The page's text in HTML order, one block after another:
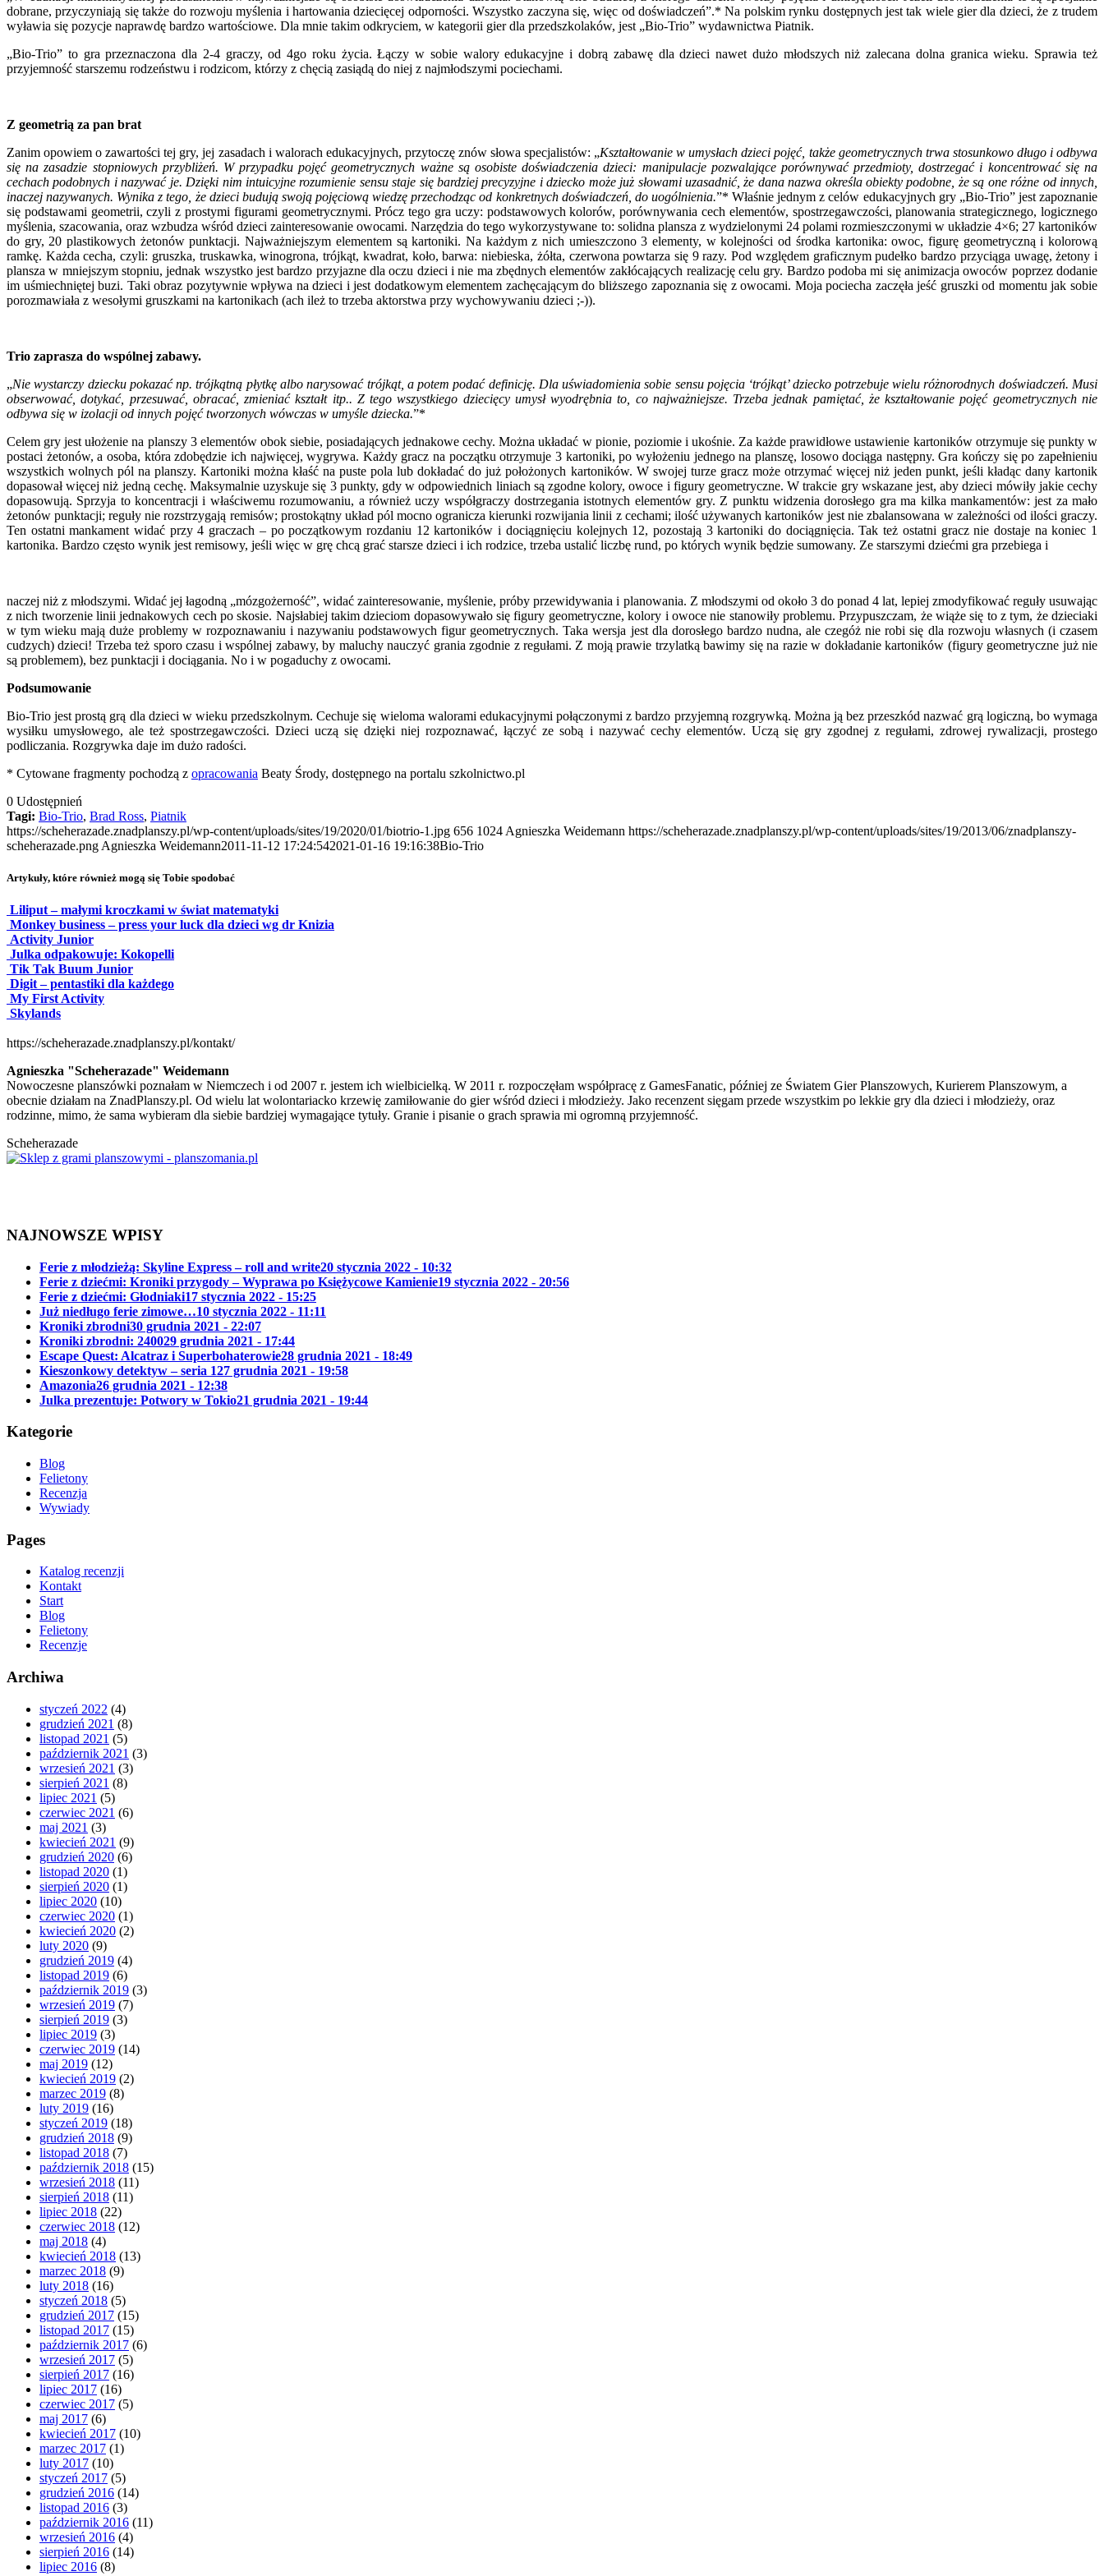
dobrane, przyczyniają się także do rozwoju myślenia i hartowania dziecięcej odporności. Wszystko zaczyna się, więc od doświadczeń”.* Na polskim rynku dostępnych jest tak wiele gier dla dzieci, że z trudem
wyławia się pozycje naprawdę bardzo wartościowe. Dla mnie takim odkryciem, w kategorii gier dla przedszkolaków, jest „Bio-Trio” wydawnictwa Piatnik.
„Bio-Trio” to gra przeznaczona dla 2-4 graczy, od 4go roku życia. Łączy w sobie walory edukacyjne i dobrą zabawę dla dzieci nawet dużo młodszych niż zalecana dolna granica wieku. Sprawia też
przyjemność starszemu rodzeństwu i rodzicom, którzy z chęcią zasiądą do niej z najmłodszymi pociechami.
Z geometrią za pan brat
Zanim opowiem o zawartości tej gry, jej zasadach i walorach edukacyjnych, przytoczę znów słowa specjalistów: „Kształtowanie w umysłach dzieci pojęć, także geometrycznych trwa stosunkowo długo i odbywa
się na zasadzie stopniowych przybliżeń. W przypadku pojęć geometrycznych ważne są osobiste doświadczenia dzieci: manipulacje pozwalające porównywać przedmioty, dostrzegać i koncentrować się na
cechach podobnych i nazywać je. Dzięki nim intuicyjne rozumienie sensu staje się bardziej precyzyjne i dziecko może już słowami uzasadnić, że dana nazwa określa obiekty podobne, że są one różne od innych,
inaczej nazywanych. Wynika z tego, że dzieci budują swoją pojęciową wiedzę przechodząc od konkretnych doświadczeń, do uogólnienia.”* Właśnie jednym z celów edukacyjnych gry „Bio-Trio” jest zapoznanie
się podstawami geometrii, czyli z prostymi figurami geometrycznymi. Prócz tego gra uczy: podstawowych kolorów, porównywania cech elementów, spostrzegawczości, planowania strategicznego, logicznego
myślenia, szacowania, oraz wzbudza wśród dzieci zainteresowanie owocami. Narzędzia do tego wykorzystywane to: solidna plansza z wydzielonymi 24 polami rozmieszczonymi w układzie 4×6; 27 kartoników
do gry, 20 plastikowych żetonów punktacji. Najważniejszym elementem są kartoniki. Na każdym z nich umieszczono 3 elementy, w kolejności od środka kartonika: owoc, figurę geometryczną i kolorową
ramkę. Każda cecha, czyli: gruszka, truskawka, winogrona, trójkąt, kwadrat, koło, barwa: niebieska, żółta, czerwona powtarza się 9 razy. Pod względem graficznym pudełko bardzo przyciąga uwagę, żetony i
plansza w mniejszym stopniu, jednak wszystko jest bardzo przyjazne dla oczu dzieci i nie ma zbędnych elementów zakłócających realizację celu gry. Bardzo podoba mi się animizacja owoców poprzez dodanie
im uśmiechniętej buzi. Taki obraz pozytywnie wpływa na dzieci i jest dodatkowym elementem zachęcającym do bliższego zapoznania się z owocami. Moja pociecha zaczęła jeść gruszki od momentu jak sobie
porozmawiała z wesołymi gruszkami na kartonikach (ach ileż to trzeba aktorstwa przy wychowywaniu dzieci ;-)).
Trio zaprasza do wspólnej zabawy.
„Nie wystarczy dziecku pokazać np. trójkątną płytkę albo narysować trójkąt, a potem podać definicję. Dla uświadomienia sobie sensu pojęcia ‘trójkąt’ dziecko potrzebuje wielu różnorodnych doświadczeń. Musi
obserwować, dotykać, przesuwać, obracać, zmieniać kształt itp.. Z tego wszystkiego dziecięcy umysł wyodrębnia to, co najważniejsze. Trzeba jednak pamiętać, że kształtowanie pojęć geometrycznych nie
odbywa się w izolacji od innych pojęć tworzonych wówczas w umyśle dziecka.”*
Celem gry jest ułożenie na planszy 3 elementów obok siebie, posiadających jednakowe cechy. Można układać w pionie, poziomie i ukośnie. Za każde prawidłowe ustawienie kartoników otrzymuje się punkty w
postaci żetonów, a osoba, która zdobędzie ich najwięcej, wygrywa. Każdy gracz na początku otrzymuje 3 kartoniki, po wyłożeniu jednego na planszę, losowo dociąga następny. Gra kończy się po zapełnieniu
wszystkich wolnych pól na planszy. Kartoniki można kłaść na puste pola lub dokładać do już położonych kartoników. W swojej turze gracz może otrzymać więcej niż jeden punkt, jeśli kładąc dany kartonik
dopasował więcej niż jedną cechę. Maksymalnie uzyskuje się 3 punkty, gdy w odpowiednich liniach są zgodne kolory, owoce i figury geometryczne. W trakcie gry wskazane jest, aby dzieci mówiły jakie cechy
dopasowują. Sprzyja to koncentracji i właściwemu rozumowaniu, a również uczy współgraczy dostrzegania istotnych elementów gry. Z punktu widzenia dorosłego gra ma kilka mankamentów: jest za mało
żetonów punktacji; reguły nie rozstrzygają remisów; prostokątny układ pól mocno ogranicza kierunki rozwijania linii z cechami; ilość używanych kartoników jest nie zbalansowana w zależności od ilości graczy.
Ten ostatni mankament widać przy 4 graczach – po początkowym rozdaniu 12 kartoników i dociągnięciu kolejnych 12, pozostają 3 kartoniki do dociągnięcia. Tak też ostatni gracz nie dostaje na koniec 1
kartonika. Bardzo często wynik jest remisowy, jeśli więc w grę chcą grać starsze dzieci i ich rodzice, trzeba ustalić liczbę rund, po których wynik będzie sumowany. Ze starszymi dziećmi gra przebiega i
naczej niż z młodszymi. Widać jej łagodną „mózgożerność”, widać zainteresowanie, myślenie, próby przewidywania i planowania. Z młodszymi od około 3 do ponad 4 lat, lepiej zmodyfikować reguły usuwając
z nich tworzenie linii jednakowych cech po skosie. Najsłabiej takim dzieciom dopasowywało się figury geometryczne, kolory i owoce nie stanowiły problemu. Przypuszczam, że wiąże się to z tym, że dzieciaki
w tym wieku mają duże problemy w rozpoznawaniu i nazywaniu podstawowych figur geometrycznych. Taka wersja jest dla dorosłego bardzo nudna, ale czegóż nie robi się dla rozwoju własnych (i czasem
cudzych) dzieci! Trzeba też sporo czasu i wspólnej zabawy, by maluchy nauczyć grania zgodnie z regułami. Z moją prawie trzylatką bawimy się na razie w dokładanie kartoników (figury geometryczne już nie
są problemem), bez punktacji i dociągania. No i w pogaduchy z owocami.
Podsumowanie
Bio-Trio jest prostą grą dla dzieci w wieku przedszkolnym. Cechuje się wieloma walorami edukacyjnymi połączonymi z bardzo przyjemną rozgrywką. Można ją bez przeszkód nazwać grą logiczną, bo wymaga
wysiłku umysłowego, ale też spostrzegawczości. Dzieci uczą się dzięki niej rozpoznawać, łączyć ze sobą i nazywać cechy elementów. Uczą się gry zgodnej z regułami, zdrowej rywalizacji, prostego
podliczania. Rozgrywka daje im dużo radości.
* Cytowane fragmenty pochodzą z opracowania Beaty Środy, dostępnego na portalu szkolnictwo.pl
0 Udostępnień
Tagi: Bio-Trio, Brad Ross, Piatnik
https://scheherazade.znadplanszy.pl/wp-content/uploads/sites/19/2020/01/biotrio-1.jpg 656 1024 Agnieszka Weidemann https://scheherazade.znadplanszy.pl/wp-content/uploads/sites/19/2013/06/znadplanszy-
scheherazade.png Agnieszka Weidemann2011-11-12 17:24:542021-01-16 19:16:38Bio-Trio
Artykuły, które również mogą się Tobie spodobać
Liliput – małymi kroczkami w świat matematyki
Monkey business – press your luck dla dzieci wg dr Knizia
Activity Junior
Julka odpakowuje: Kokopelli
Tik Tak Buum Junior
Digit – pentastiki dla każdego
My First Activity
Skylands
https://scheherazade.znadplanszy.pl/kontakt/
Agnieszka "Scheherazade" Weidemann
Nowoczesne planszówki poznałam w Niemczech i od 2007 r. jestem ich wielbicielką. W 2011 r. rozpoczęłam współpracę z GamesFanatic, później ze Światem Gier Planszowych, Kurierem Planszowym, a
obecnie działam na ZnadPlanszy.pl. Od wielu lat wolontariacko krzewię zamiłowanie do gier wśród dzieci i młodzieży. Jako recenzent sięgam przede wszystkim po lekkie gry dla dzieci i młodzieży, oraz
rodzinne, mimo, że sama wybieram dla siebie bardziej wymagające tytuły. Granie i pisanie o grach sprawia mi ogromną przyjemność.
Scheherazade
NAJNOWSZE WPISY
Ferie z młodzieżą: Skyline Express – roll and write20 stycznia 2022 - 10:32
Ferie z dziećmi: Kroniki przygody – Wyprawa po Księżycowe Kamienie19 stycznia 2022 - 20:56
Ferie z dziećmi: Głodniaki17 stycznia 2022 - 15:25
Już niedługo ferie zimowe…10 stycznia 2022 - 11:11
Kroniki zbrodni30 grudnia 2021 - 22:07
Kroniki zbrodni: 240029 grudnia 2021 - 17:44
Escape Quest: Alcatraz i Superbohaterowie28 grudnia 2021 - 18:49
Kieszonkowy detektyw – seria 127 grudnia 2021 - 19:58
Amazonia26 grudnia 2021 - 12:38
Julka prezentuje: Potwory w Tokio21 grudnia 2021 - 19:44
Kategorie
Blog
Felietony
Recenzja
Wywiady
Pages
Katalog recenzji
Kontakt
Start
Blog
Felietony
Recenzje
Archiwa
styczeń 2022 (4)
grudzień 2021 (8)
listopad 2021 (5)
październik 2021 (3)
wrzesień 2021 (3)
sierpień 2021 (8)
lipiec 2021 (5)
czerwiec 2021 (6)
maj 2021 (3)
kwiecień 2021 (9)
grudzień 2020 (6)
listopad 2020 (1)
sierpień 2020 (1)
lipiec 2020 (10)
czerwiec 2020 (1)
kwiecień 2020 (2)
luty 2020 (9)
grudzień 2019 (4)
listopad 2019 (6)
październik 2019 (3)
wrzesień 2019 (7)
sierpień 2019 (3)
lipiec 2019 (3)
czerwiec 2019 (14)
maj 2019 (12)
kwiecień 2019 (2)
marzec 2019 (8)
luty 2019 (16)
styczeń 2019 (18)
grudzień 2018 (9)
listopad 2018 (7)
październik 2018 (15)
wrzesień 2018 (11)
sierpień 2018 (11)
lipiec 2018 (22)
czerwiec 2018 (12)
maj 2018 (4)
kwiecień 2018 (13)
marzec 2018 (9)
luty 2018 (16)
styczeń 2018 (5)
grudzień 2017 (15)
listopad 2017 (15)
październik 2017 (6)
wrzesień 2017 (5)
sierpień 2017 (16)
lipiec 2017 (16)
czerwiec 2017 (5)
maj 2017 (6)
kwiecień 2017 (10)
marzec 2017 (1)
luty 2017 (10)
styczeń 2017 (5)
grudzień 2016 (14)
listopad 2016 (3)
październik 2016 (11)
wrzesień 2016 (4)
sierpień 2016 (14)
lipiec 2016 (8)